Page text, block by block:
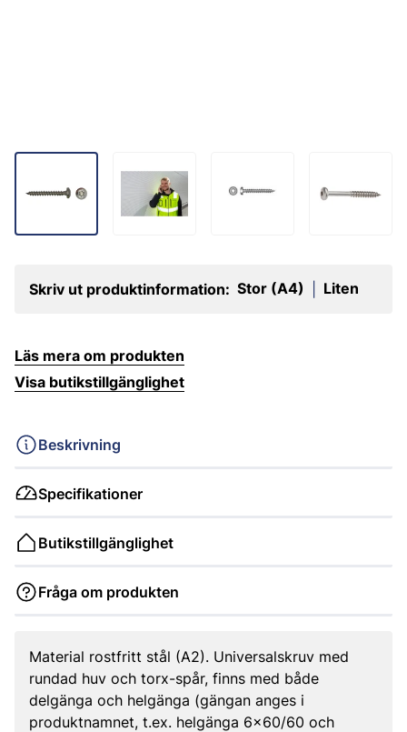
Skriv ut produktinformation: Stor (A4) Liten
Läs mera om produkten
Visa butikstillgänglighet
Beskrivning
Specifikationer
Butikstillgänglighet
Fråga om produkten
Material rostfritt stål (A2). Universalskruv med
rundad huv och torx-spår, finns med både
delgänga och helgänga (gängan anges i
produktnamnet, t.ex. helgänga 6x60/60 och